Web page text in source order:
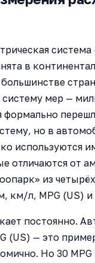
в
мер —
формально
но в
используются
отличаются от
из
км/л, MPG (US) и
постоянно.
(US) — это
Но 30 MPG